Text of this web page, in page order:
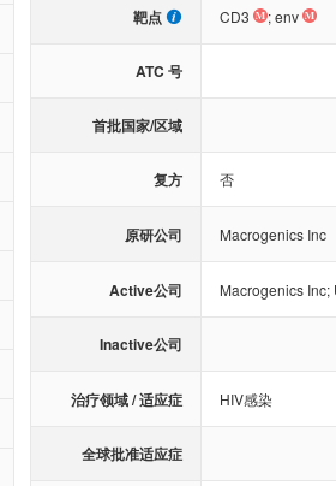
靶点 CD3 ;env
ATC 号
首批国家/区域
复方 否
原研公司 Macrogenics Inc
Active公司 Macrogenics Inc;
Inactive公司
治疗领域 / 适应症 HIV感染
全球批准适应症